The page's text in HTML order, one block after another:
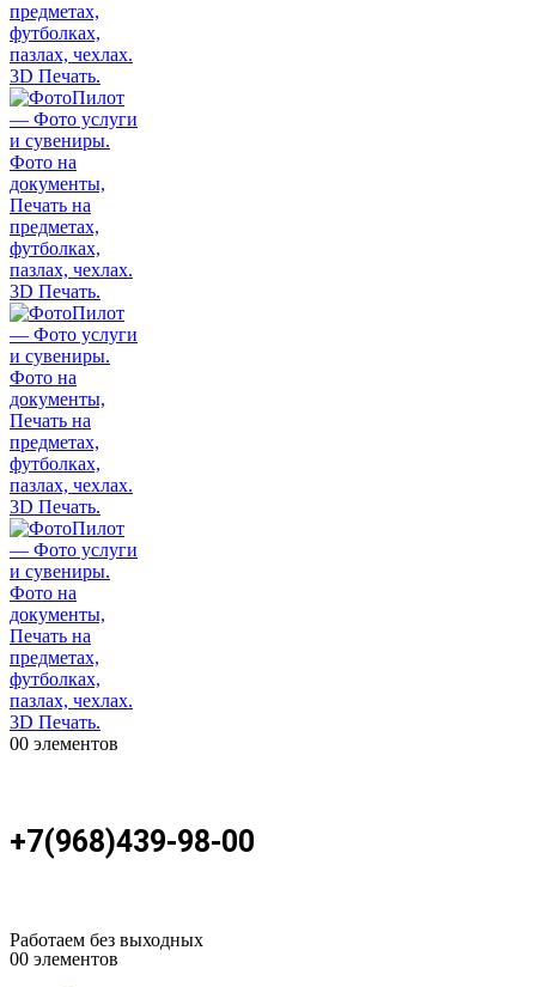
00 элементов
+7(968)439-98-00
Работаем без выходных
00 элементов